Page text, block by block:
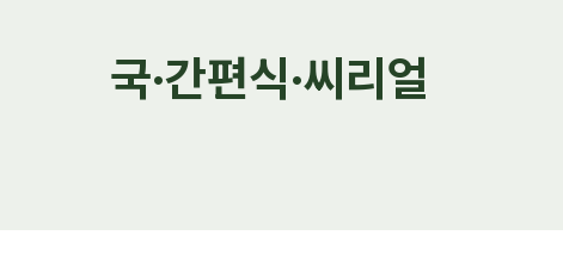
국·간편식·씨리얼